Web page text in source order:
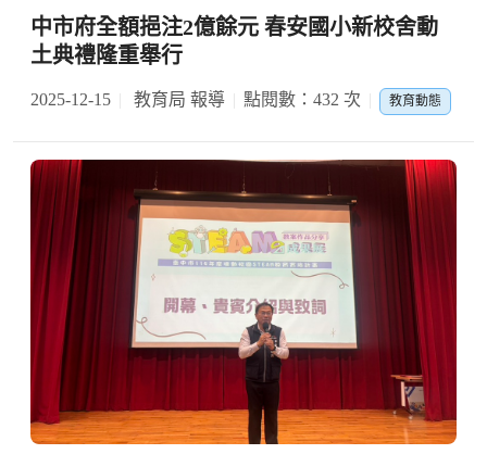
中市府全額挹注2億餘元 春安國小新校舍動
土典禮隆重舉行
2025-12-15 教育局 報導 點閱數：432 次 教育動態